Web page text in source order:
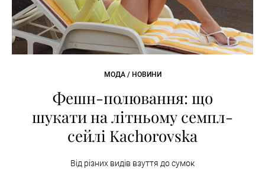
МОДА / НОВИНИ
Фешн-полювання: що
шукати на літньому семпл-
сейлі Kachorovska
Від різних видів взуття до сумок